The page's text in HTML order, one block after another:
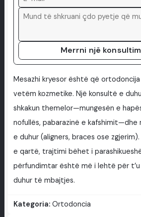
Merrni një
Mesazhi kryesor është që
vetëm kozmetike. Një konsultë e
shkakun themelor—mungesën e
nofullës, pabarazinë e kafshimit—dhe
e duhur (aligners, braces ose
e qartë, trajtimi bëhet i
përfundimtar është më i lehtë për
duhur të mbajtjes.
Kategoria: Ortodoncia